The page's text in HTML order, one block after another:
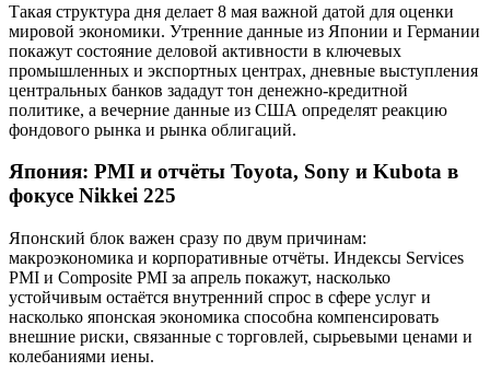
Такая структура дня делает 8 мая важной датой для оценки
мировой экономики. Утренние данные из Японии и Германии
покажут состояние деловой активности в ключевых
промышленных и экспортных центрах, дневные выступления
центральных банков зададут тон денежно-кредитной
политике, а вечерние данные из США определят реакцию
фондового рынка и рынка облигаций.
Япония: PMI и отчёты Toyota, Sony и Kubota в
фокусе Nikkei 225
Японский блок важен сразу по двум причинам:
макроэкономика и корпоративные отчёты. Индексы Services
PMI и Composite PMI за апрель покажут, насколько
устойчивым остаётся внутренний спрос в сфере услуг и
насколько японская экономика способна компенсировать
внешние риски, связанные с торговлей, сырьевыми ценами и
колебаниями иены.